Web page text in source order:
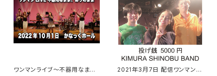
ワンマンライブ〜不器用なまま、
2021年3月7日 配信ワンマンラ